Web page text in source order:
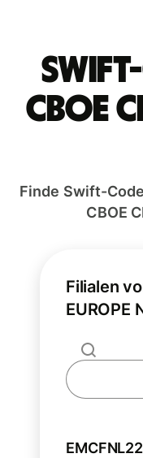
CBOE
Finde Swift-
CBOE
Filialen
EUROPE